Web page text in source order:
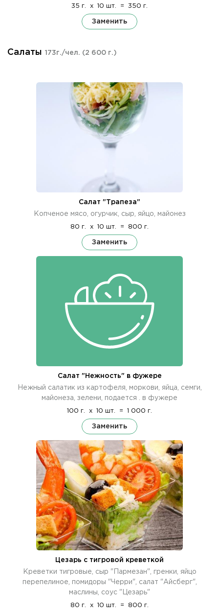
35 г. x 10 шт. = 350 г.
Заменить
Салаты 173г./чел. (2 600 г.)
Салат "Трапеза"
Копченое мясо, огурчик, сыр, яйцо, майонез
80 г. x 10 шт. = 800 г.
Заменить
Салат "Нежность" в фужере
Нежный салатик из картофеля, моркови, яйца, семги,
майонеза, зелени, подается . в фужере
100 г. x 10 шт. = 1 000 г.
Заменить
Цезарь с тигровой креветкой
Креветки тигровые, сыр "Пармезан", гренки, яйцо
перепелиное, помидоры "Черри", салат "Айсберг",
маслины, соус "Цезарь"
80 г. x 10 шт. = 800 г.